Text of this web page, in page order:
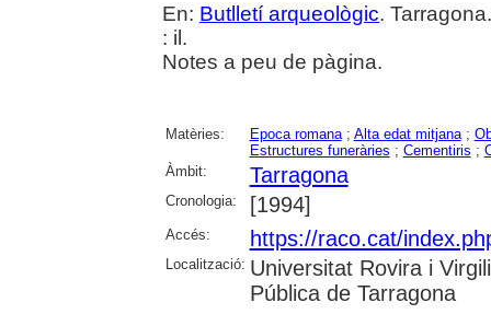
En: Butlletí arqueològic.
: il.
Notes a peu de pàgina.
Matèries: Epoca romana; Alta edat mitjana;
Estructures funeràries ; Cementiris ;
Àmbit:
Tarragona
Cronologia: [1994]
Accés: https://raco.cat/
Localització: Universitat Rovira i
Pública de Tarragona